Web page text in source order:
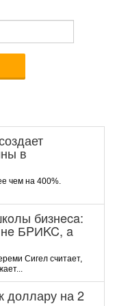
в
чем на 400%.
бизнeca:
БPИKC, a
Cигeл cчитaeт,
доллару на 2